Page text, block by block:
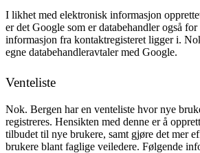
I likhet med elektronisk informasjon
er det Google som er databehandler også for
informasjon fra kontaktregisteret ligger i.
egne databehandleravtaler med Google.
Venteliste
Nok. Bergen har en venteliste hvor nye
registreres. Hensikten med denne er å
tilbudet til nye brukere, samt gjøre det mer
brukere blant faglige veiledere. Følgende